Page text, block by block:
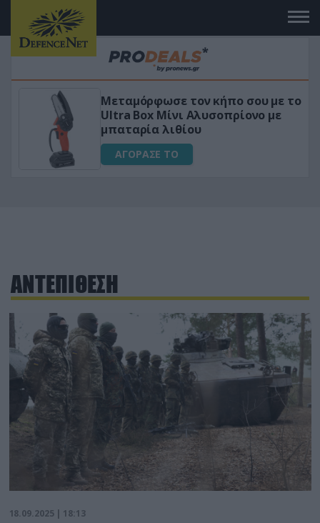
Μεταμόρφωσε τον κήπο σου με το
Ultra Box Μίνι Αλυσοπρίονο με
μπαταρία λιθίου
ΑΓΟΡΑΣΕ ΤΟ
ΑΝΤΕΠΙΘΕΣΗ
18.09.2025 | 18:13